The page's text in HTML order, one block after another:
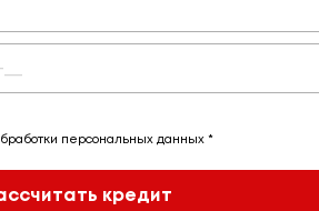
персональных данных *
кредит